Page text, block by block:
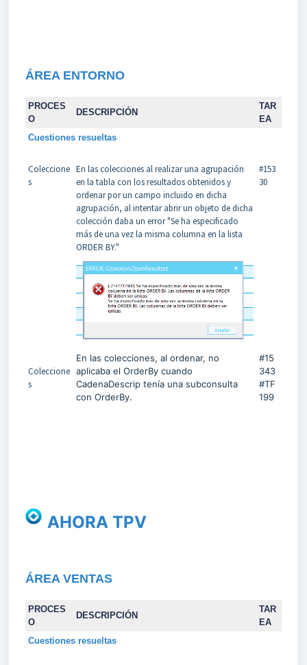
ÁREA ENTORNO
PROCES
O
DESCRIPCIÓN
TAR
EA
Cuestiones resueltas
Coleccione
s
En las colecciones al realizar una agrupación
en la tabla con los resultados obtenidos y
ordenar por un campo incluido en dicha
agrupación, al intentar abrir un objeto de dicha
colección daba un error "Se ha especificado
más de una vez la misma columna en la lista
ORDER BY."
#153
30
Coleccione
s
En las colecciones, al ordenar, no
aplicaba el OrderBy cuando
CadenaDescrip tenía una subconsulta
con OrderBy.
#15
343
#TF
199
AHORA TPV
ÁREA VENTAS
PROCES
O
DESCRIPCIÓN
TAR
EA
Cuestiones resueltas